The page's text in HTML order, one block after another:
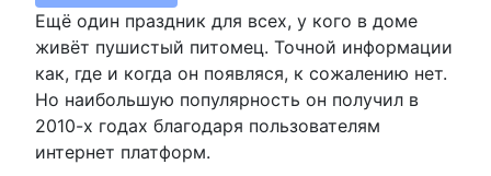
Ещё один праздник для всех, у кого в доме
живёт пушистый питомец. Точной информации
как, где и когда он появляся, к сожалению нет.
Но наибольшую популярность он получил в
2010-х годах благодаря пользователям
интернет платформ.